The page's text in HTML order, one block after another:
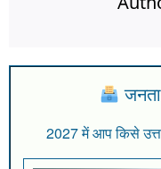
2027 में आप किसे